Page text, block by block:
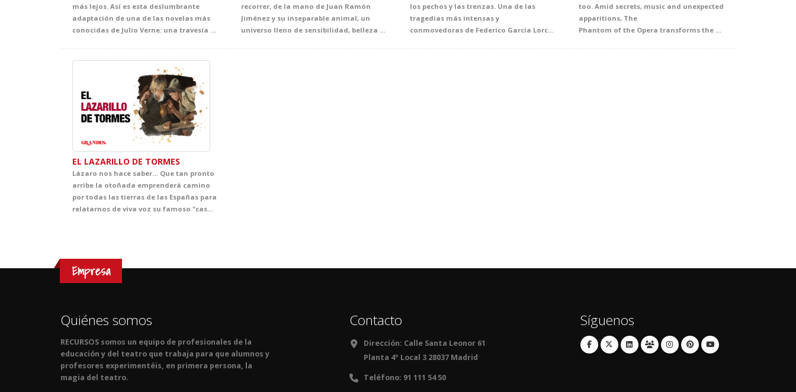
más lejos. Así es esta deslumbrante
adaptación de una de las novelas más
conocidas de Julio Verne: una travesía submarina llena de misterio, emoción y belleza escénica, en la que el público acompañará al fascinante capitán Nemo hacia un universo desconocido. Un espectáculo que celebra el poder de la fantasía como origen de los grandes avances científicos.
recorrer, de la mano de Juan Ramón
Jiménez y su inseparable animal, un
universo lleno de sensibilidad, belleza y emoción. A través de escenas breves cargadas de lirismo, el espectáculo acerca al alumnado a una mirada delicada sobre la infancia, la naturaleza, la amistad y la vida cotidiana, convirtiendo el escenario en un espacio de asombro, ternura y descubrimiento.
los pechos y las trenzas. Una de las
tragedias más intensas y
conmovedoras de Federico García Lorca, donde el deseo, el destino y la pasión se enfrentan a la norma, el honor y la tradición. Bodas de sangre abre al alumnado las puertas del universo lorquiano a través de una puesta en escena de gran fuerza simbólica, cuidada al detalle y concebida para acercarles a una de las cimas de nuestro teatro. Una oportunidad única para descubrir la vigencia, la belleza y la potencia dramática de un clásico imprescindible.
too. Amid secrets, music and unexpected
apparitions, The
Phantom of the Opera transforms the stage into a fascinating world of intrigue and emotion. Inspired by Gaston Leroux’s celebrated novel and, over time, turned into one of the most famous and admired titles from Broadway to London’s West End and the wider international stage imagination, this production envelops the audience in an unforgettable story of mystery, beauty and passion. A captivating theatrical experience that offers students a powerful immersion in English, filled with intensity, atmosphere and deep emotion.
EL LAZARILLO DE TORMES
Lázaro nos hace saber… Que tan pronto
arribe la otoñada emprenderá camino
por todas las tierras de las Españas para
relatarnos de viva voz su famoso "caso". Esto tendrá lugar, Dios mediante, en los teatros de vuestras villas y aldeas. Asimismo, Lázaro promete dar a Vuestras Mercedes cumplida cuenta de cuantas fortunas y adversidades le acontecieron, bien es verdad que pocas y breves fueron las primeras y cuantiosas y muy penosas las segundas. Lázaro confía que del conocimiento de tan triste y divertida historia sepan extraer Vuestras Mercedes y, muy principalmente, vuestros discípulos, tanto el buen juicio que les ayude a evitar los malos senderos y los malos compañeros, como la cristiana compasión y la inmerecida generosidad que precisa su muy hambrienta persona. Quedando agradecido de ser considerado dentro del ciclo GRANDES, con tan notables figuras.
Empresa
Quiénes somos
RECURSOS somos un equipo de profesionales de la
educación y del teatro que trabaja para que alumnos y
profesores experimentéis, en primera persona, la
magia del teatro.
Contacto
Dirección: Calle Santa Leonor 61
Planta 4º Local 3 28037 Madrid
Teléfono: 91 111 54 50
Síguenos